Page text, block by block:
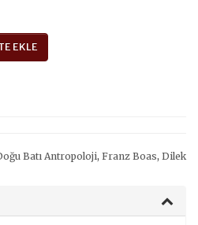
EKLE
Batı Antropoloji, Franz Boas, Dilek